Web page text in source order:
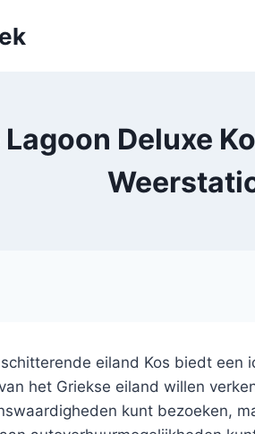
Deluxe
eiland Kos biedt
het Griekse eiland willen
kunt bezoeken,